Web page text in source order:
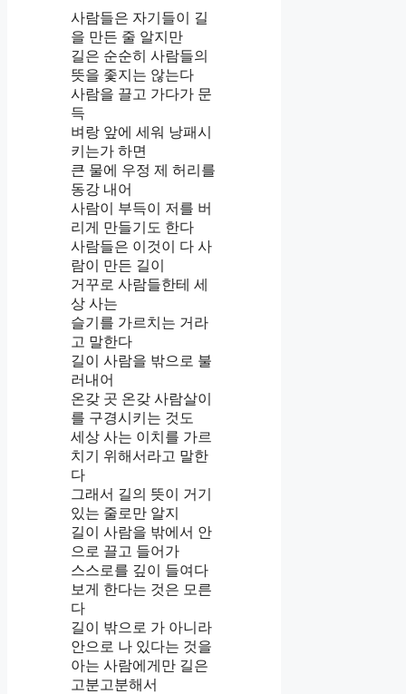
사람들은 자기들이 길
을 만든 줄 알지만
길은 순순히 사람들의
뜻을 좇지는 않는다
사람을 끌고 가다가 문
득
벼랑 앞에 세워 낭패시
키는가 하면
큰 물에 우정 제 허리를
동강 내어
사람이 부득이 저를 버
리게 만들기도 한다
사람들은 이것이 다 사
람이 만든 길이
거꾸로 사람들한테 세
상 사는
슬기를 가르치는 거라
고 말한다
길이 사람을 밖으로 불
러내어
온갖 곳 온갖 사람살이
를 구경시키는 것도
세상 사는 이치를 가르
치기 위해서라고 말한
다
그래서 길의 뜻이 거기
있는 줄로만 알지
길이 사람을 밖에서 안
으로 끌고 들어가
스스로를 깊이 들여다
보게 한다는 것은 모른
다
길이 밖으로 가 아니라
안으로 나 있다는 것을
아는 사람에게만 길은
고분고분해서